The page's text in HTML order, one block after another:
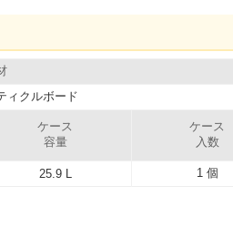
ィクルボード
ケース
容量
ケース
入数
25.9 L 1 個